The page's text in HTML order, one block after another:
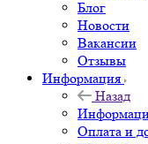
Блог
Новости
Вакансии
Отзывы
Информация
Назад
Оплата и